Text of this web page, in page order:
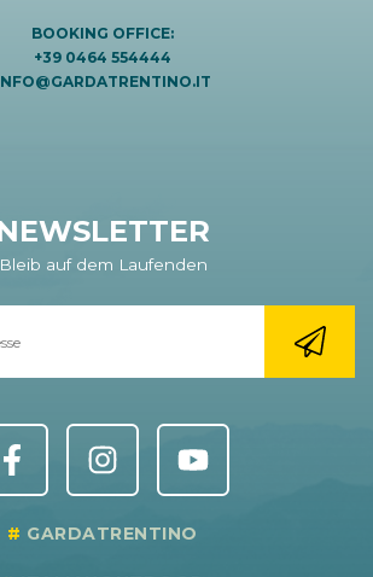
BOOKING OFFICE:
+39 0464 554444
Bleib auf dem Laufenden
GARDATRENTINO